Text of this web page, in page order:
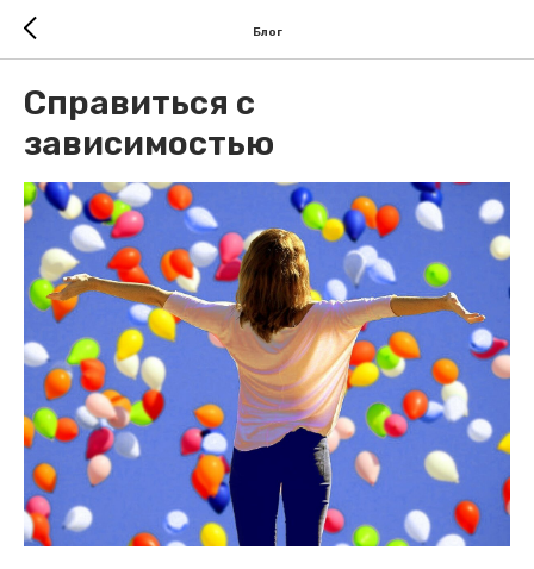
Блог
Справиться с
зависимостью